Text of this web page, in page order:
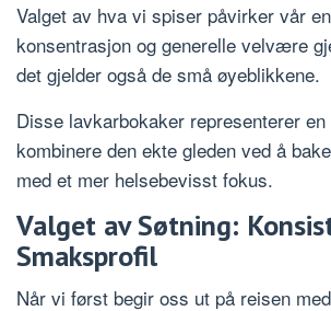
Valget av hva vi spiser påvirker vår
konsentrasjon og generelle velvære
det gjelder også de små øyeblikkene.
Disse lavkarbokaker representerer
kombinere den ekte gleden ved å
med et mer helsebevisst fokus.
Valget av Søtning:
Smaksprofil
Når vi først begir oss ut på reisen